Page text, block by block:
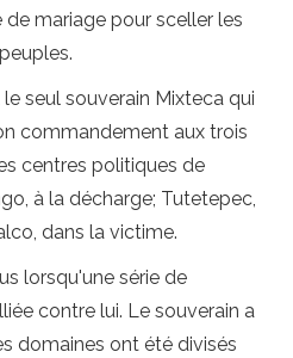
mariage pour sceller les
seul souverain Mixteca qui
commandement aux trois
centres politiques de
à la décharge; Tutetepec,
dans la victime.
lorsqu'une série de
contre lui. Le souverain a
domaines ont été divisés